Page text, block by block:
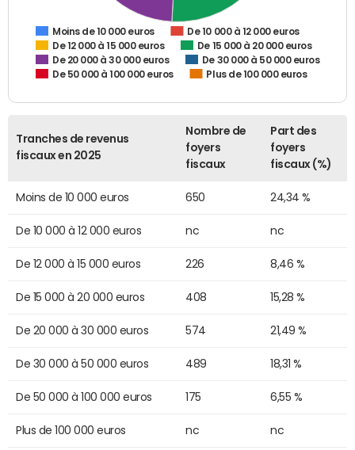
Moins de 10 000 euros
De 10 000 à 12 000 euros
De 12 000 à 15 000 euros
De 15 000 à 20 000 euros
De 20 000 à 30 000 euros
De 30 000 à 50 000 euros
De 50 000 à 100 000 euros
Plus de 100 000 euros
Tranches de revenus
fiscaux en 2025
Nombre de
foyers
fiscaux
Part des
foyers
fiscaux (%)
Moins de 10 000 euros 650 24,34 %
De 10 000 à 12 000 euros nc nc
De 12 000 à 15 000 euros 226 8,46 %
De 15 000 à 20 000 euros 408 15,28 %
De 20 000 à 30 000 euros 574 21,49 %
De 30 000 à 50 000 euros 489 18,31 %
De 50 000 à 100 000 euros 175 6,55 %
Plus de 100 000 euros nc nc